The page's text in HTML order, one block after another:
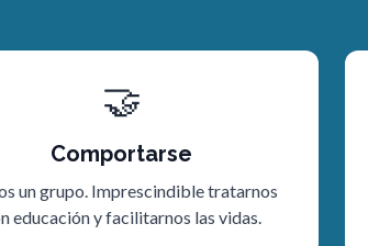
🤝
Comportarse
un grupo. Imprescindible tratarnos
educación y facilitarnos las vidas.